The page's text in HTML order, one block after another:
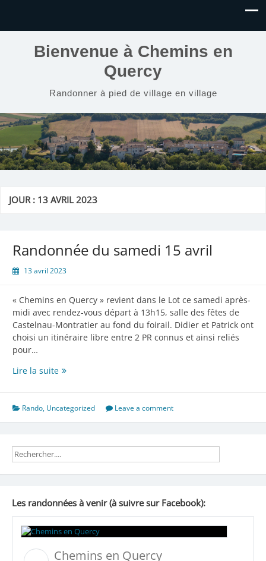
Bienvenue à Chemins en
Quercy
Randonner à pied de village en village
JOUR : 13 AVRIL 2023
Randonnée du samedi 15 avril
13 avril 2023
« Chemins en Quercy » revient dans le Lot ce samedi après-
midi avec rendez-vous départ à 13h15, salle des fêtes de
Castelnau-Montratier au fond du foirail. Didier et Patrick ont
choisi un itinéraire libre entre 2 PR connus et ainsi reliés
pour…
Lire la suiteRandonnée
15
avril
Rando, Uncategorized Leave a comment
Les randonnées à venir (à suivre sur Facebook):
Chemins en Quercy